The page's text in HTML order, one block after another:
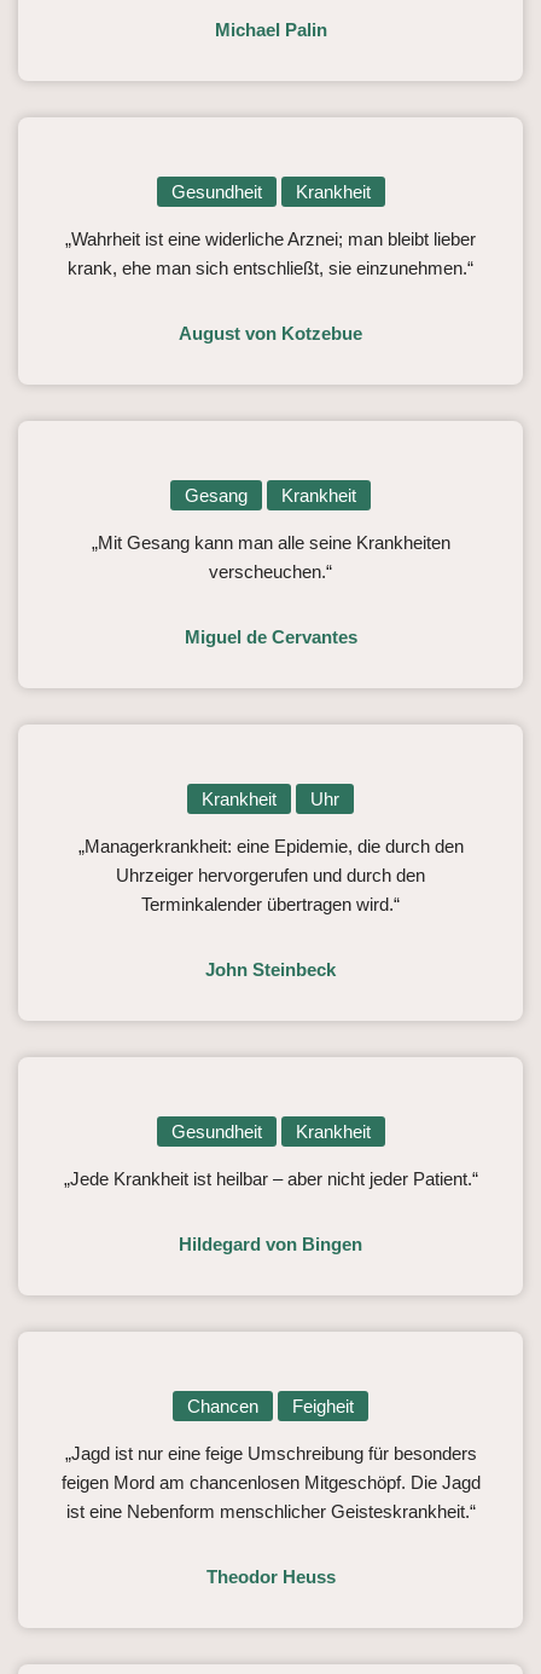
Michael Palin
Gesundheit Krankheit
„Wahrheit ist eine widerliche Arznei; man bleibt lieber
krank, ehe man sich entschließt, sie einzunehmen.“
August von Kotzebue
Gesang Krankheit
„Mit Gesang kann man alle seine Krankheiten
verscheuchen.“
Miguel de Cervantes
Krankheit Uhr
„Managerkrankheit: eine Epidemie, die durch den
Uhrzeiger hervorgerufen und durch den
Terminkalender übertragen wird.“
John Steinbeck
Gesundheit Krankheit
„Jede Krankheit ist heilbar – aber nicht jeder Patient.“
Hildegard von Bingen
Chancen Feigheit
„Jagd ist nur eine feige Umschreibung für besonders
feigen Mord am chancenlosen Mitgeschöpf. Die Jagd
ist eine Nebenform menschlicher Geisteskrankheit.“
Theodor Heuss